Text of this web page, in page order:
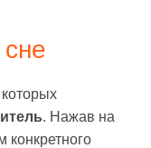
. Нажав на
конкретного